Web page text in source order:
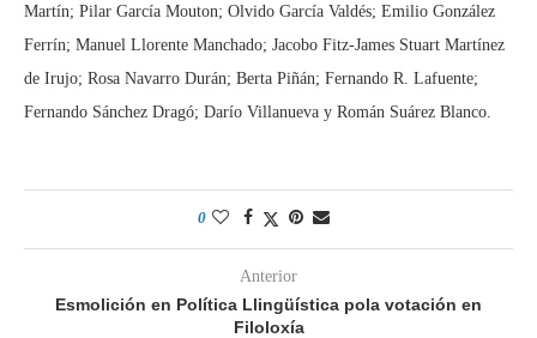
Martín; Pilar García Mouton; Olvido García Valdés; Emilio González
Ferrín; Manuel Llorente Manchado; Jacobo Fitz-James Stuart Martínez
de Irujo; Rosa Navarro Durán; Berta Piñán; Fernando R. Lafuente;
Fernando Sánchez Dragó; Darío Villanueva y Román Suárez Blanco.
0
Anterior
Esmolición en Política Llingüística pola votación en
Filoloxía